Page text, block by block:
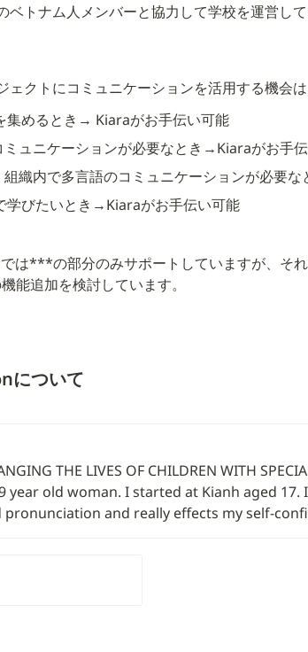
ベトナム人メンバーと協力して学校を運営し
ェクトにコミュニケーションを活用する機会は
集めるとき → Kiaraがお手伝い可能
ュニケーションが必要なとき →Kiaraがお手
織内で多言語のコミュニケーションが必要な
学びたいとき →Kiaraがお手伝い可能
は***の部分のみサポートしていますが、そ
能追加を検討しています。
について
THE LIVES OF CHILDREN WITH
year old woman. I started at Kianh aged 17.
pronunciation and really effects my self-